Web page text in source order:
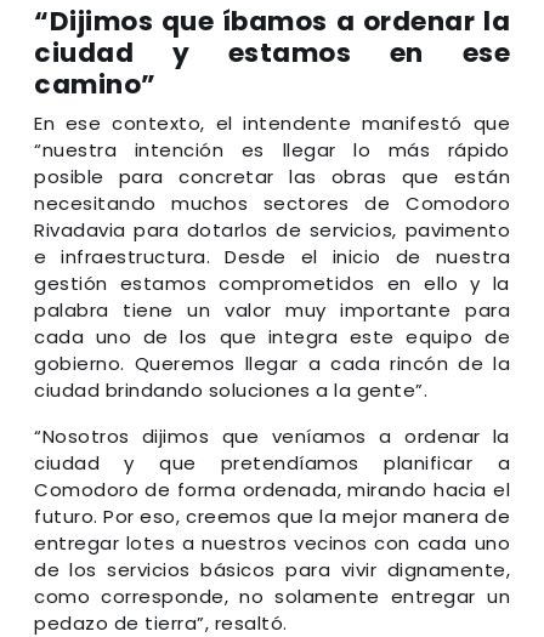
“Dijimos que íbamos a ordenar la
ciudad y estamos en ese
camino”
En ese contexto, el intendente manifestó que
“nuestra intención es llegar lo más rápido
posible para concretar las obras que están
necesitando muchos sectores de Comodoro
Rivadavia para dotarlos de servicios, pavimento
e infraestructura. Desde el inicio de nuestra
gestión estamos comprometidos en ello y la
palabra tiene un valor muy importante para
cada uno de los que integra este equipo de
gobierno. Queremos llegar a cada rincón de la
ciudad brindando soluciones a la gente”.
“Nosotros dijimos que veníamos a ordenar la
ciudad y que pretendíamos planificar a
Comodoro de forma ordenada, mirando hacia el
futuro. Por eso, creemos que la mejor manera de
entregar lotes a nuestros vecinos con cada uno
de los servicios básicos para vivir dignamente,
como corresponde, no solamente entregar un
pedazo de tierra”, resaltó.